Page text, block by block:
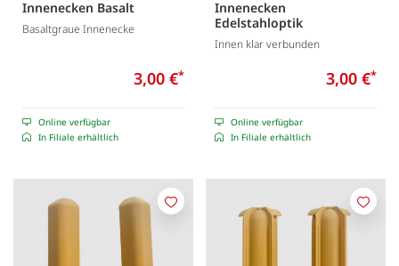
Innenecken Basalt
Basaltgraue Innenecke
3,00 €*
Online verfügbar
In Filiale erhältlich
Innenecken
Edelstahloptik
Innen klar verbunden
3,00 €*
Online verfügbar
In Filiale erhältlich
Merken